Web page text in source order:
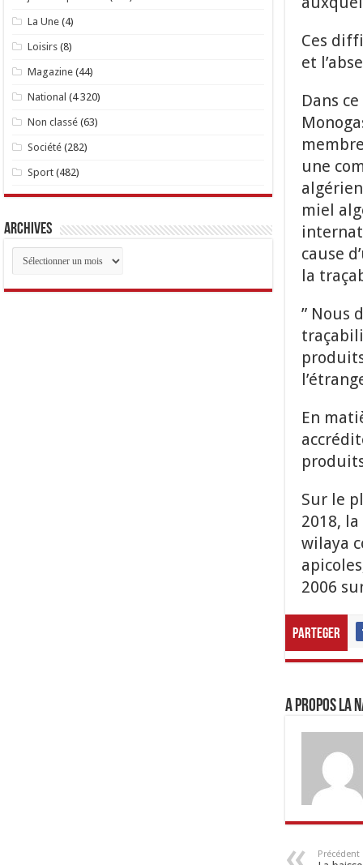
Ces
et
Dans
une
miel
cause
la
” Nous
En
Sur le
2018,
wilaya
2006
Parteger
A propos LA
Précédent
La Une (4)
Loisirs (8)
Magazine (44)
National (4 320)
Non classé (63)
Société (282)
Sport (482)
Archives
Archives